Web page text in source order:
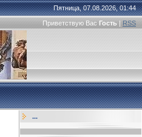
Пятница, 07.08.2026, 01:44
Приветствую Вас Гость | RSS
...